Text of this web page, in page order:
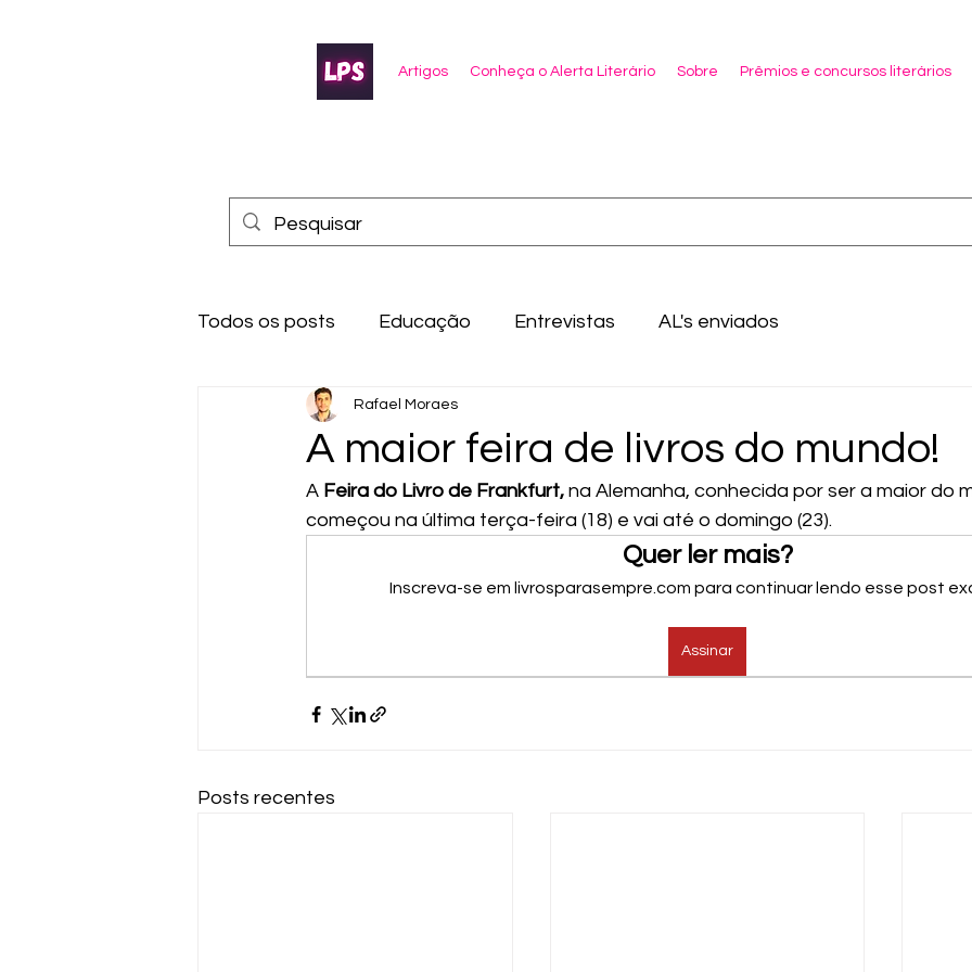
Artigos Conheça o Alerta Literário Sobre Prêmios e concursos literários
Todos os posts Educação Entrevistas AL's enviados
A maior feira de livros do mundo!
Rafael Moraes
A Feira do Livro de Frankfurt, na Alemanha, conhecida por ser a maior do
começou na última terça-feira (18) e vai até o domingo (23).
Quer ler mais?
Inscreva-se em livrosparasempre.com para continuar lendo esse post
Assinar
Posts recentes